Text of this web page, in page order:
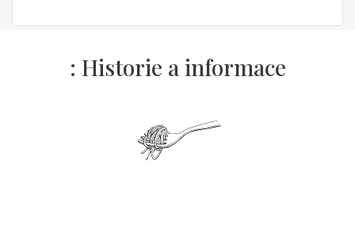
: Historie a informace